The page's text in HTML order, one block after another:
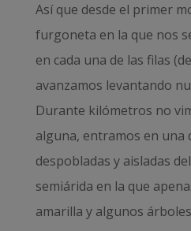
Así que desde el primer
furgoneta en la que nos
en cada una de las filas
avanzamos levantando
Durante kilómetros no
alguna, entramos en una
despobladas y aisladas
semiárida en la que
amarilla y algunos